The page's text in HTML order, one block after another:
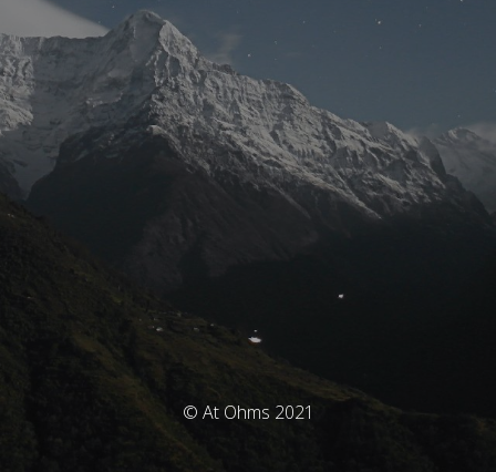
© At Ohms 2021